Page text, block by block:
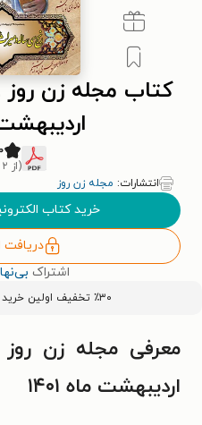
اردیبهشت
(از ۲ رأی)
انتشارات: مجله زن روز
خرید کتاب
دریافت
اشتراک
٪۳۰ تخفیف اولین خرید کتاب با کد
اردیبهشت ماه ۱۴۰۱